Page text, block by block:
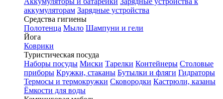
аккумуляторам Зарядные устройства
Средства гигиены
Полотенца Мыло Шампуни и гели
Йога
Коврики
Туристическая посуда
Наборы посуды Миски Тарелки Контейнеры Столовые
приборы Кружки, стаканы Бутылки и фляги Гидраторы
Термосы и термокружки Сковородки Кастрюли, казаны
Ёмкости для воды